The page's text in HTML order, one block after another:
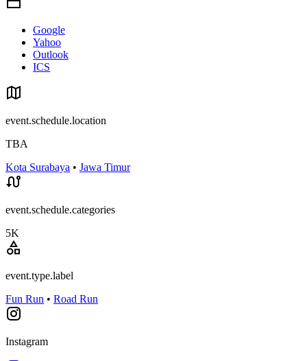
Google
Yahoo
Outlook
ICS
event.schedule.location
TBA
Kota Surabaya • Jawa Timur
event.schedule.categories
5K
event.type.label
Fun Run • Road Run
Instagram